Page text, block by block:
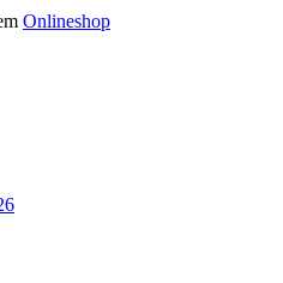
Onlineshop